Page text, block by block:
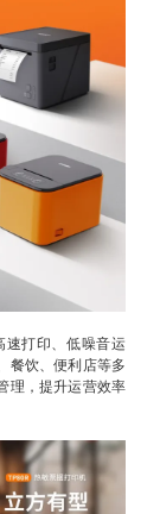
速打印、低噪音运
餐饮、便利店等多
理，提升运营效率